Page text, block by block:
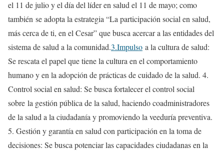
el 11 de julio y el día del líder en salud el 11 de mayo; como
también se adopta la estrategia “La participación social en salud,
más cerca de ti, en el Cesar” que busca acercar a las entidades del
sistema de salud a la comunidad.3.Impulso a la cultura de salud:
Se rescata el papel que tiene la cultura en el comportamiento
humano y en la adopción de prácticas de cuidado de la salud. 4.
Control social en salud: Se busca fortalecer el control social
sobre la gestión pública de la salud, haciendo coadministradores
de la salud a la ciudadanía y promoviendo la veeduría preventiva.
5. Gestión y garantía en salud con participación en la toma de
decisiones: Se busca potenciar las capacidades ciudadanas en la